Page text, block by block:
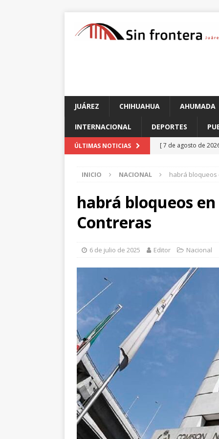
JUÁREZ CHIHUAHUA AHUMADA
INTERNACIONAL DEPORTES
ÚLTIMAS NOTICIAS [ 7 de agosto de
[ 7 de agosto de
en choque contra
infraestructura y
[ 7 de agosto de
papel como motor
INICIO NACIONAL habrá bloqueos
habrá bloqueos
Contreras
6 de julio de 2025 Editor Nacional